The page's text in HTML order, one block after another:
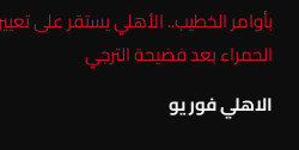
بأوامر الخطيب.. الأهلي يستقر على
الحمراء بعد فضيحة الترجي
الاهلي فور يو